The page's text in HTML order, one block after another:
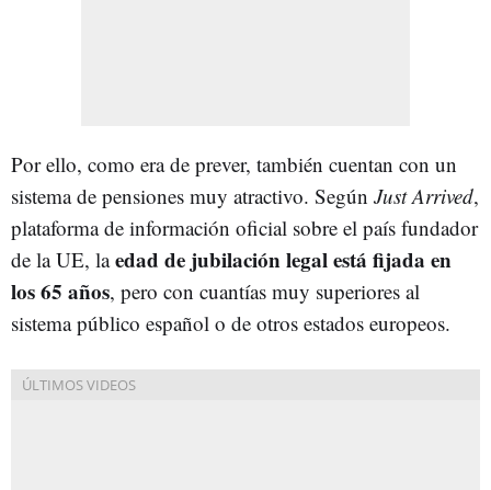
Por ello, como era de prever, también cuentan con un
sistema de pensiones muy atractivo. Según Just Arrived,
plataforma de información oficial sobre el país fundador
de la UE, laedad de jubilación legal está fijada en
los 65 años, pero con cuantías muy superiores al
sistema público español o de otros estados europeos.